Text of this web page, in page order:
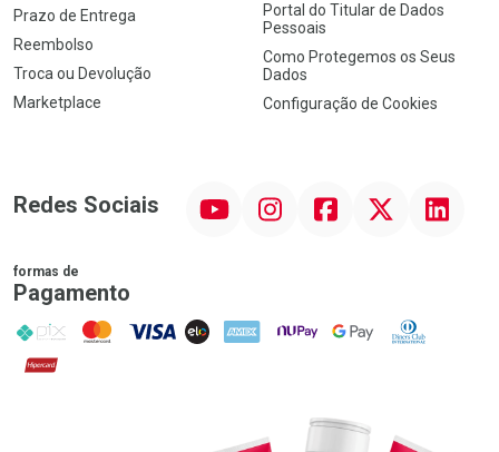
Prazo de Entrega
Reembolso
Troca ou Devolução
Marketplace
Portal do Titular de Dados
Pessoais
Como Protegemos os Seus
Dados
Configuração de Cookies
Redes Sociais InstagramFacebook Linkedin
formas de
Pagamento
PIX MasterCard
VISA ELO AMEX NuPay Google PayDiners Club
Hipercard
Promoção em Destaque